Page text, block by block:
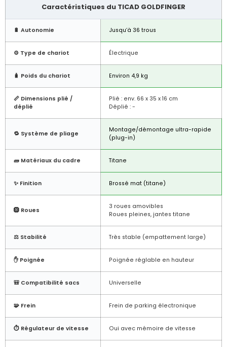
Caractéristiques du TICAD GOLDFINGER
🔋 Autonomie Jusqu’à 36 trous
⚙️ Type de chariot Électrique
🧳 Poids du chariot Environ 4,9 kg
📏 Dimensions plié /
déplié
Plié : env. 66 x 35 x 16 cm
Déplié : -
🔁 Système de pliage
Montage/démontage ultra-rapide
(plug-in)
🧱 Matériaux du cadre Titane
✨ Finition Brossé mat (titane)
🛞 Roues
3 roues amovibles
Roues pleines, jantes titane
⚖️ Stabilité Très stable (empattement large)
✋ Poignée Poignée réglable en hauteur
🎒 Compatibilité sacs Universelle
🧩 Frein Frein de parking électronique
⏱️ Régulateur de vitesse Oui avec mémoire de vitesse